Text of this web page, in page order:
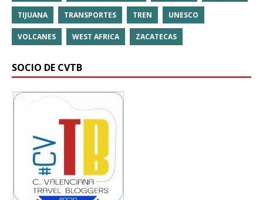
TIJUANA TRANSPORTES TREN UNESCO
VOLCANES WEST AFRICA ZACATECAS
SOCIO DE CVTB